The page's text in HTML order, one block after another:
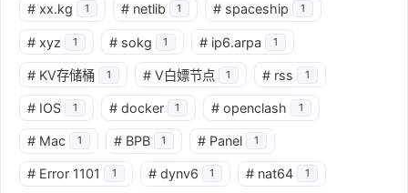
# xx.kg 1 # netlib 1 # spaceship 1
# xyz 1 # sokg 1 # ip6.arpa 1
# KV存储桶 1 # V白嫖节点 1 # rss 1
# IOS 1 # docker 1 # openclash 1
# Mac 1 # BPB 1 # Panel 1
# Error 1101 1 # dynv6 1 # nat64 1